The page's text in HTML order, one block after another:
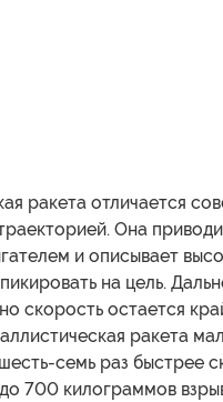
ракета отличается
Она
и описывает
на цель.
скорость остается
ракета
семь раз быстрее
700 килограммов